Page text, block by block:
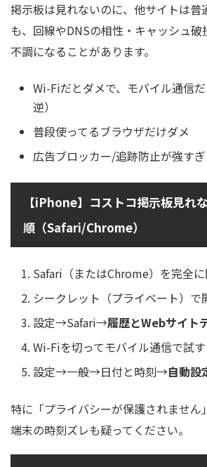
掲示板は見れないのに、他サイトは普
も、回線やDNSの相性・キャッシュ
不調になることがあります。
Wi-Fiだとダメで、モバイル通信
逆）
普段使ってるブラウザだけダメ
広告ブロッカー/追跡防止が強す
【iPhone】コストコ掲示板見れ
順（Safari/Chrome）
Safari（またはChrome）を完全
シークレット（プライベート）で
設定→Safari→履歴とWebサイト
Wi-Fiを切ってモバイル通信で試す
設定→一般→日付と時刻→自動設
特に「プライバシーが保護されません
端末の時刻ズレも疑ってください。